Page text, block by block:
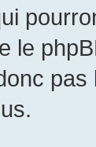
le